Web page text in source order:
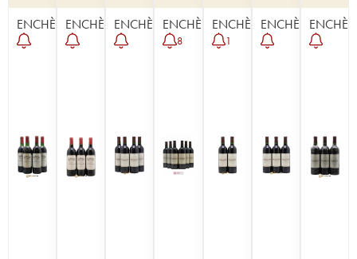
ENCHÈREENCHÈREENCHÈREENCHÈRE
8
ENCHÈRE
1
ENCHÈRE